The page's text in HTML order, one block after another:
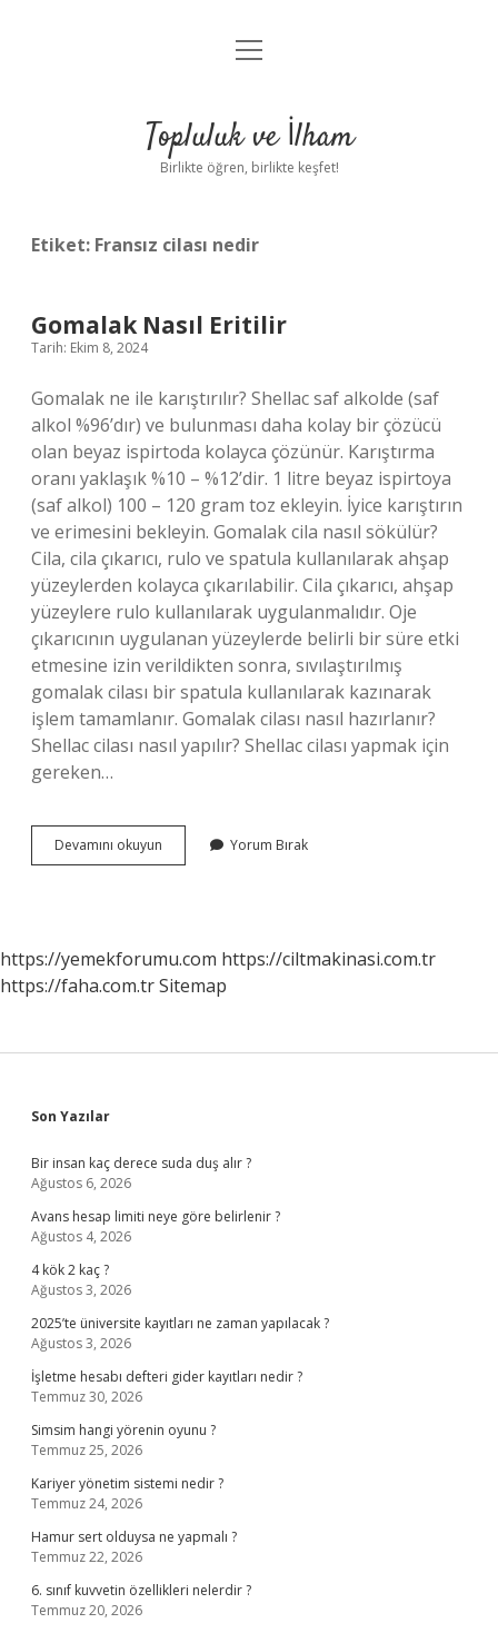
Anasayfa
Yasal Uyarı
menüyü
Topluluk ve İlham
Birlikte öğren, birlikte keşfet!
Etiket: Fransız cilası nedir
Gomalak Nasıl Eritilir
Tarih: Ekim 8, 2024
Gomalak ne ile karıştırılır? Shellac saf alkolde (saf
alkol %96’dır) ve bulunması daha kolay bir çözücü
olan beyaz ispirtoda kolayca çözünür. Karıştırma
oranı yaklaşık %10 – %12’dir. 1 litre beyaz ispirtoya
(saf alkol) 100 – 120 gram toz ekleyin. İyice karıştırın
ve erimesini bekleyin. Gomalak cila nasıl sökülür?
Cila, cila çıkarıcı, rulo ve spatula kullanılarak ahşap
yüzeylerden kolayca çıkarılabilir. Cila çıkarıcı, ahşap
yüzeylere rulo kullanılarak uygulanmalıdır. Oje
çıkarıcının uygulanan yüzeylerde belirli bir süre etki
etmesine izin verildikten sonra, sıvılaştırılmış
gomalak cilası bir spatula kullanılarak kazınarak
işlem tamamlanır. Gomalak cilası nasıl hazırlanır?
Shellac cilası nasıl yapılır? Shellac cilası yapmak için
gereken…
Devamını okuyun Gomalak
Nasıl
Yorum Bırak
https://yemekforumu.com https://ciltmakinasi.com.tr
https://faha.com.trSitemap
Sidebar
Son Yazılar
Bir insan kaç derece suda duş alır ?
Ağustos 6, 2026
Avans hesap limiti neye göre belirlenir ?
Ağustos 4, 2026
4 kök 2 kaç ?
Ağustos 3, 2026
2025’te üniversite kayıtları ne zaman yapılacak ?
Ağustos 3, 2026
İşletme hesabı defteri gider kayıtları nedir ?
Temmuz 30, 2026
Simsim hangi yörenin oyunu ?
Temmuz 25, 2026
Kariyer yönetim sistemi nedir ?
Temmuz 24, 2026
Hamur sert olduysa ne yapmalı ?
Temmuz 22, 2026
6. sınıf kuvvetin özellikleri nelerdir ?
Temmuz 20, 2026